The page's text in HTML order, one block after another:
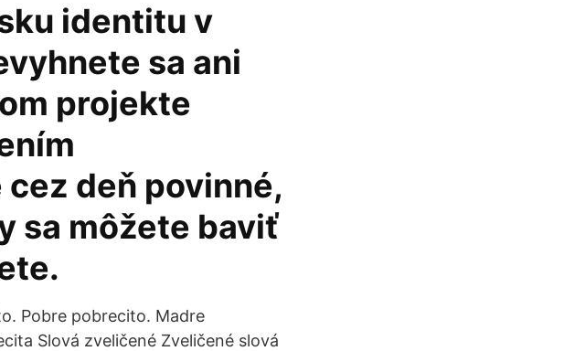
identitu v
sa ani
projekte
deň povinné,
sa môžete baviť
Pobre pobrecito. Madre
Slová zveličené Zveličené slová